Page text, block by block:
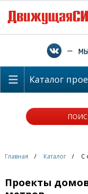
— мы
Каталог
Главная Каталог С
Проекты